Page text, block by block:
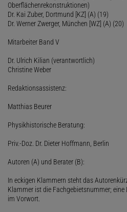
Oberflächenrekonstruktionen)
Dr. Kai Zuber, Dortmund [KZ] (A) (19)
Dr. Werner Zwerger, München [WZ] (A) (20)
Mitarbeiter Band V
Dr. Ulrich Kilian (verantwortlich)
Christine Weber
Redaktionsassistenz:
Matthias Beurer
Physikhistorische Beratung:
Priv.-Doz. Dr. Dieter Hoffmann, Berlin
Autoren (A) und Berater (B):
In eckigen Klammern steht das
Klammer ist die Fachgebietsnummer;
im Vorwort.